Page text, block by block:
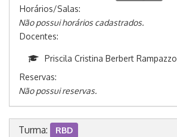
Horários/Salas:
Não possui horários cadastrados.
Docentes:
Priscila Cristina Berbert Rampazzo
Reservas:
Não possui reservas.
Turma: RBD